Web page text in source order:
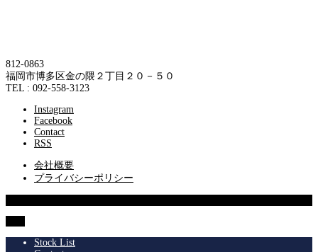
812-0863
福岡市博多区金の隈２丁目２０－５０
TEL : 092-558-3123
Instagram
Facebook
Contact
RSS
会社概要
プライバシーポリシー
Stock List